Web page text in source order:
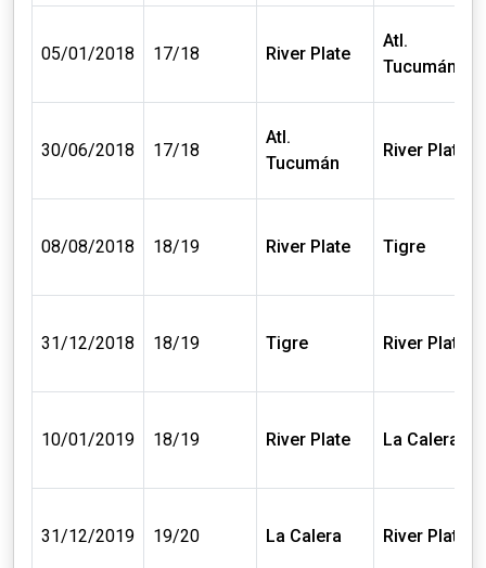
05/01/2018 17/18 River Plate
Atl.
Tucumán
30/06/2018 17/18
Atl.
Tucumán
River Plate
08/08/2018 18/19 River Plate Tigre
31/12/2018 18/19 Tigre River Plate
10/01/2019 18/19 River Plate La Calera
31/12/2019 19/20 La Calera River Plate